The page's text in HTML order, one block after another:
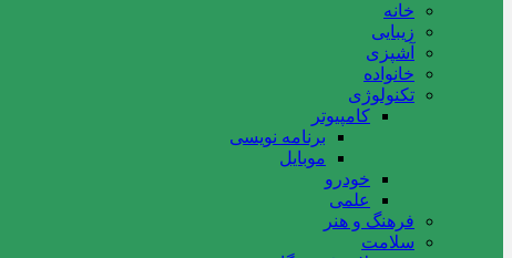
خانه
زیبایی
آشپزی
خانواده
تکنولوژی
کامپیوتر
برنامه نویسی
موبایل
خودرو
علمی
فرهنگ و هنر
سلامت